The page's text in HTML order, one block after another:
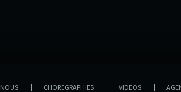
NOUS CHOREGRAPHIES VIDEOS